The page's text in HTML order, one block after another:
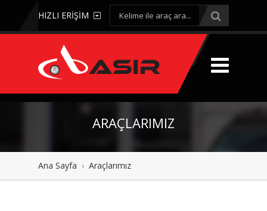
HIZLI ERİŞİM
ARAÇLARIMIZ
Ana Sayfa › Araçlarımız